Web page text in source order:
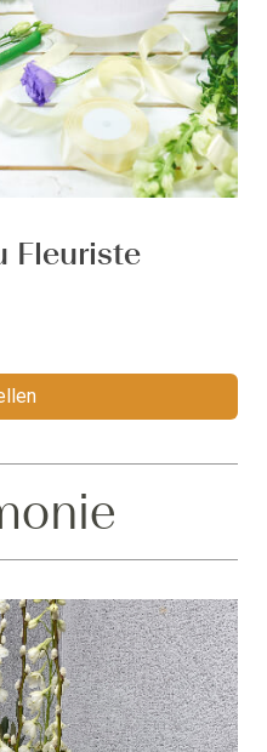
Fleuriste